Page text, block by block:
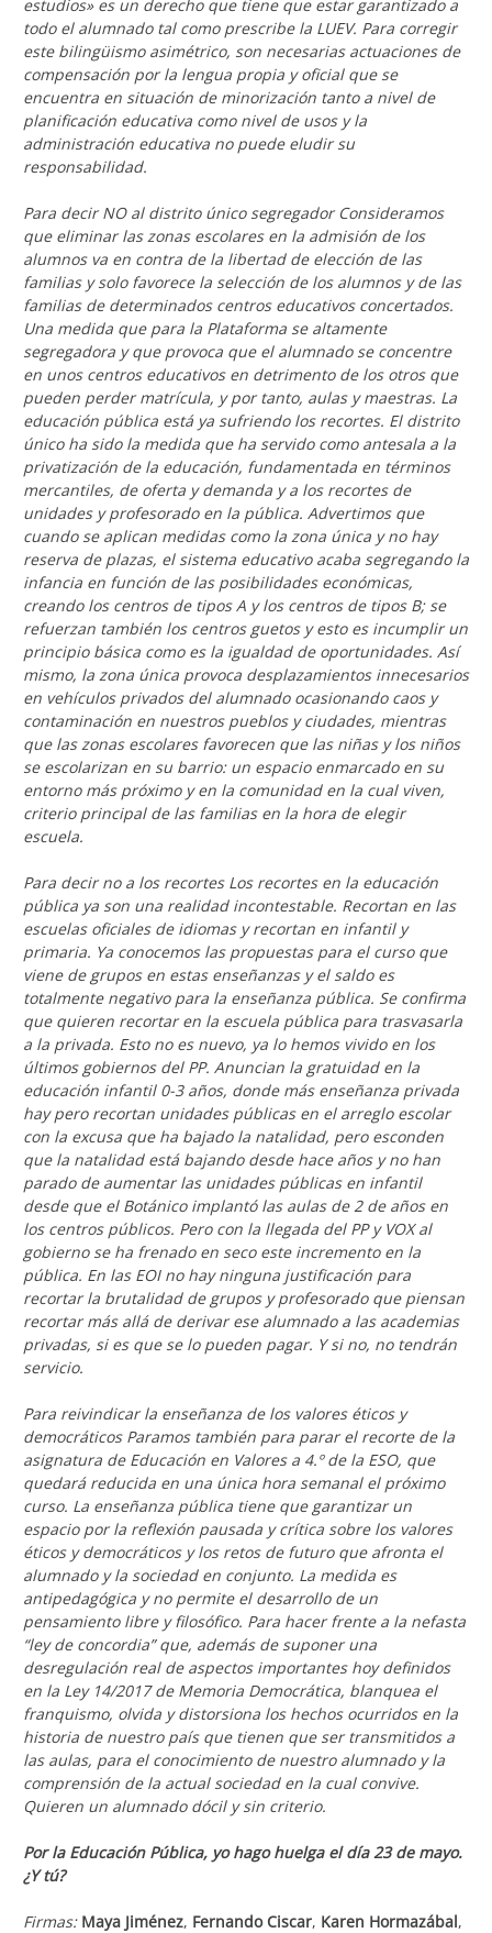
estudios» es un derecho que tiene que estar garantizado a
todo el alumnado tal como prescribe la LUEV. Para corregir
este bilingüismo asimétrico, son necesarias actuaciones de
compensación por la lengua propia y oficial que se
encuentra en situación de minorización tanto a nivel de
planificación educativa como nivel de usos y la
administración educativa no puede eludir su
responsabilidad.
Para decir NO al distrito único segregador Consideramos
que eliminar las zonas escolares en la admisión de los
alumnos va en contra de la libertad de elección de las
familias y solo favorece la selección de los alumnos y de las
familias de determinados centros educativos concertados.
Una medida que para la Plataforma se altamente
segregadora y que provoca que el alumnado se concentre
en unos centros educativos en detrimento de los otros que
pueden perder matrícula, y por tanto, aulas y maestras. La
educación pública está ya sufriendo los recortes. El distrito
único ha sido la medida que ha servido como antesala a la
privatización de la educación, fundamentada en términos
mercantiles, de oferta y demanda y a los recortes de
unidades y profesorado en la pública. Advertimos que
cuando se aplican medidas como la zona única y no hay
reserva de plazas, el sistema educativo acaba segregando la
infancia en función de las posibilidades económicas,
creando los centros de tipos A y los centros de tipos B; se
refuerzan también los centros guetos y esto es incumplir un
principio básica como es la igualdad de oportunidades. Así
mismo, la zona única provoca desplazamientos innecesarios
en vehículos privados del alumnado ocasionando caos y
contaminación en nuestros pueblos y ciudades, mientras
que las zonas escolares favorecen que las niñas y los niños
se escolarizan en su barrio: un espacio enmarcado en su
entorno más próximo y en la comunidad en la cual viven,
criterio principal de las familias en la hora de elegir
escuela.
Para decir no a los recortes Los recortes en la educación
pública ya son una realidad incontestable. Recortan en las
escuelas oficiales de idiomas y recortan en infantil y
primaria. Ya conocemos las propuestas para el curso que
viene de grupos en estas enseñanzas y el saldo es
totalmente negativo para la enseñanza pública. Se confirma
que quieren recortar en la escuela pública para trasvasarla
a la privada. Esto no es nuevo, ya lo hemos vivido en los
últimos gobiernos del PP. Anuncian la gratuidad en la
educación infantil 0-3 años, donde más enseñanza privada
hay pero recortan unidades públicas en el arreglo escolar
con la excusa que ha bajado la natalidad, pero esconden
que la natalidad está bajando desde hace años y no han
parado de aumentar las unidades públicas en infantil
desde que el Botánico implantó las aulas de 2 de años en
los centros públicos. Pero con la llegada del PP y VOX al
gobierno se ha frenado en seco este incremento en la
pública. En las EOI no hay ninguna justificación para
recortar la brutalidad de grupos y profesorado que piensan
recortar más allá de derivar ese alumnado a las academias
privadas, si es que se lo pueden pagar. Y si no, no tendrán
servicio.
Para reivindicar la enseñanza de los valores éticos y
democráticos Paramos también para parar el recorte de la
asignatura de Educación en Valores a 4.º de la ESO, que
quedará reducida en una única hora semanal el próximo
curso. La enseñanza pública tiene que garantizar un
espacio por la reflexión pausada y crítica sobre los valores
éticos y democráticos y los retos de futuro que afronta el
alumnado y la sociedad en conjunto. La medida es
antipedagógica y no permite el desarrollo de un
pensamiento libre y filosófico. Para hacer frente a la nefasta
“ley de concordia” que, además de suponer una
desregulación real de aspectos importantes hoy definidos
en la Ley 14/2017 de Memoria Democrática, blanquea el
franquismo, olvida y distorsiona los hechos ocurridos en la
historia de nuestro país que tienen que ser transmitidos a
las aulas, para el conocimiento de nuestro alumnado y la
comprensión de la actual sociedad en la cual convive.
Quieren un alumnado dócil y sin criterio.
Por la Educación Pública, yo hago huelga el día 23 de mayo.
¿Y tú?
Firmas: Maya Jiménez, Fernando Ciscar, Karen Hormazábal,